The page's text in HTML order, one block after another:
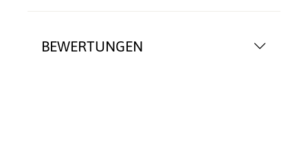
BEWERTUNGEN